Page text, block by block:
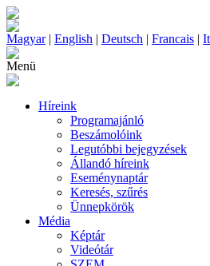
Magyar| English | Deutsch | Francais |
Menü
Híreink
Programajánló
Beszámolóink
Legutóbbi bejegyzések
Állandó híreink
Eseménynaptár
Keresés, szűrés
Ünnepkörök
Média
Képtár
Videótár